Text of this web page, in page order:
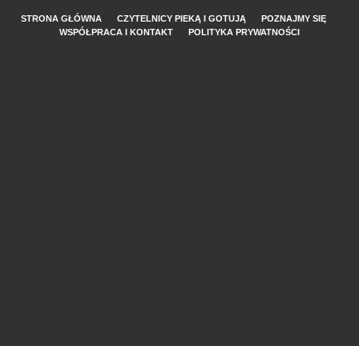
STRONA GŁÓWNA CZYTELNICY PIEKĄ I GOTUJĄ
POZNAJMY SIĘ
WSPÓŁPRACA I KONTAKT
POLITYKA PRYWATNOŚCI